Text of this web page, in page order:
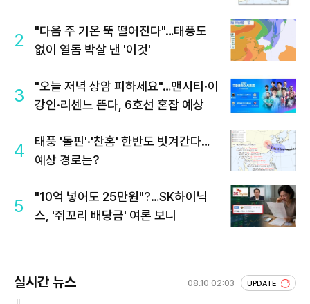
2
"다음 주 기온 뚝 떨어진다"…태풍도
없이 열돔 박살 낸 '이것'
3
"오늘 저녁 상암 피하세요"…맨시티·이
강인·리센느 뜬다, 6호선 혼잡 예상
4
태풍 '돌핀'·'찬홈' 한반도 빗겨간다…
예상 경로는?
5
"10억 넣어도 25만원"?…SK하이닉
스, '쥐꼬리 배당금' 여론 보니
실시간 뉴스 08.10 02:03 UPDATE